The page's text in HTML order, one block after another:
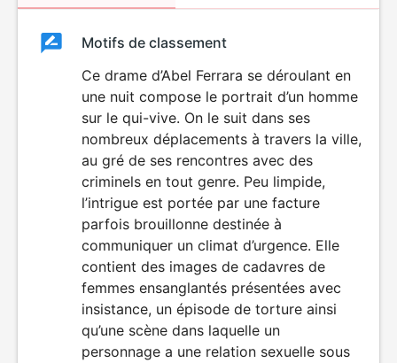
ClassementClassement
VIOLENCE
Motifs de classement
Ce drame d’Abel Ferrara se déroulant en
une nuit compose le portrait d’un homme
sur le qui-vive. On le suit dans ses
nombreux déplacements à travers la ville,
au gré de ses rencontres avec des
criminels en tout genre. Peu limpide,
l’intrigue est portée par une facture
parfois brouillonne destinée à
communiquer un climat d’urgence. Elle
contient des images de cadavres de
femmes ensanglantés présentées avec
insistance, un épisode de torture ainsi
qu’une scène dans laquelle un
personnage a une relation sexuelle sous